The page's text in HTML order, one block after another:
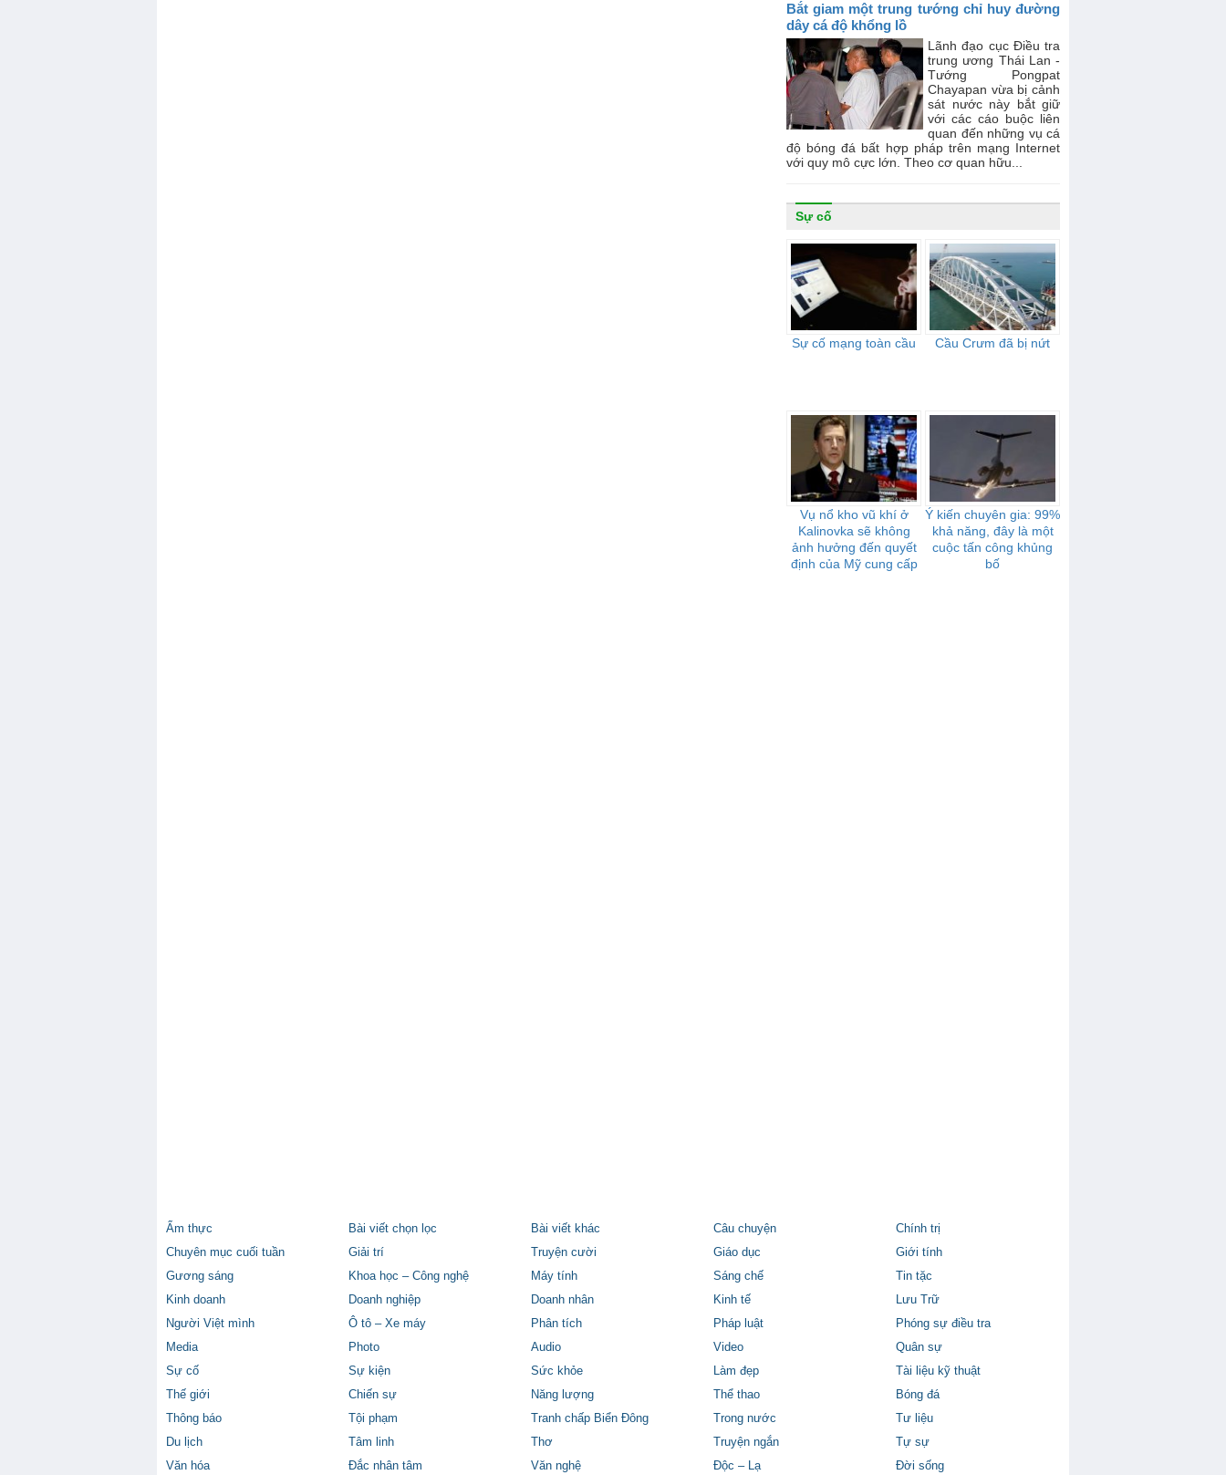
Bắt giam một trung tướng chỉ huy đường
dây cá độ khổng lồ
Lãnh đạo cục Điều tra
trung ương Thái Lan -
Tướng Pongpat
Chayapan vừa bị cảnh
sát nước này bắt giữ
với các cáo buộc liên
quan đến những vụ cá
độ bóng đá bất hợp pháp trên mạng Internet
với quy mô cực lớn. Theo cơ quan hữu...
Sự cố
Sự cố mạng toàn cầu Cầu Crưm đã bị nứt
Vụ nổ kho vũ khí ở
Kalinovka sẽ không
ảnh hưởng đến quyết
định của Mỹ cung cấp
Ý kiến chuyên gia: 99%
khả năng, đây là một
cuộc tấn công khủng
bố
Ẩm thực Bài viết chọn lọc Bài viết khác Câu chuyện
Chính trị
Chuyên mục cuối tuần
Giải trí Truyện cười Giáo dục
Giới tính
Gương sáng
Khoa học – Công nghệ Máy tính Sáng chế
Tin tặc
Kinh doanh
Doanh nghiệp Doanh nhân Kinh tế
Lưu Trữ
Người Việt mình
Ô tô – Xe máy Phân tích Pháp luật
Phóng sự điều tra
Media
Photo Audio Video
Quân sự
Sự cố
Sự kiện Sức khỏe Làm đẹp
Tài liệu kỹ thuật
Thế giới
Chiến sự Năng lượng Thể thao
Bóng đá
Thông báo
Tội phạm Tranh chấp Biển Đông Trong nước
Tư liệu
Du lịch
Tâm linh Thơ Truyện ngắn
Tự sự
Văn hóa
Đắc nhân tâm Văn nghệ Độc – Lạ Đời sống